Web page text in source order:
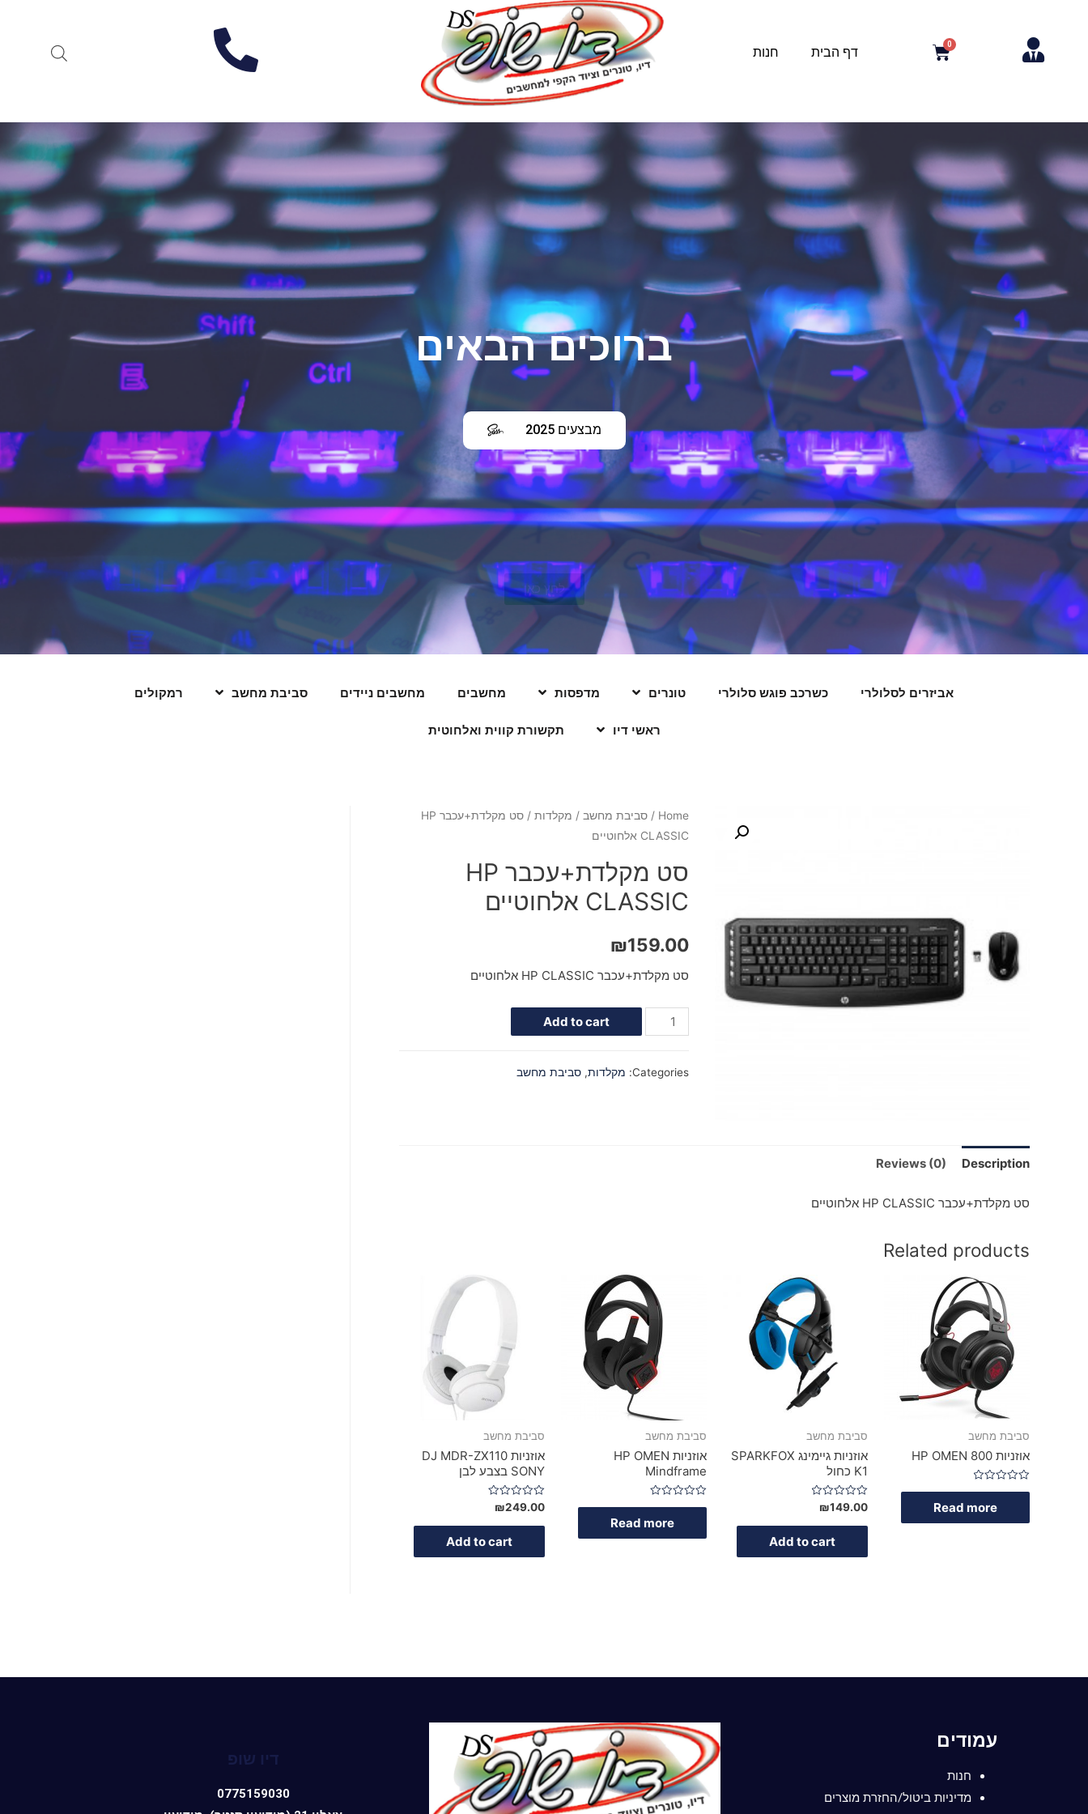
דף הבית חנות
ברוכים הבאים
מבצעים 2025
לחץ כאן
אביזרים לסלולרי כשרכב פוגש סלולרי טונרים מדפסות מחשבים מחשבים ניידים סביבת מחשב רמקולים
ראשי דיו תקשורת קווית ואלחוטית
Home
/ סביבת מחשב / מקלדות
/ סט מקלדת+עכבר HP
CLASSIC אלחוטיים
סט מקלדת+עכבר HP
CLASSIC אלחוטיים
₪159.00
סט מקלדת+עכבר HP CLASSIC אלחוטיים
Add to cart
Categories: מקלדות, סביבת מחשב
Description
Reviews (0)
סט מקלדת+עכבר HP CLASSIC אלחוטיים
Related products
סביבת מחשב
אוזניות HP OMEN 800
Rated
Read more
סביבת מחשב
אוזניות גיימינג SPARKFOX
K1 כחול
Rated
0
out
₪149.00
Add to cart
סביבת מחשב
אוזניות HP OMEN
Mindframe‬
Rated
Read more
סביבת מחשב
אוזניות DJ MDR-ZX110
SONY בצבע לבן
Rated
0
out
₪249.00
Add to cart
עמודים
חנות
מדיניות ביטול/החזרת מוצרים
דיו שופ
0775159030